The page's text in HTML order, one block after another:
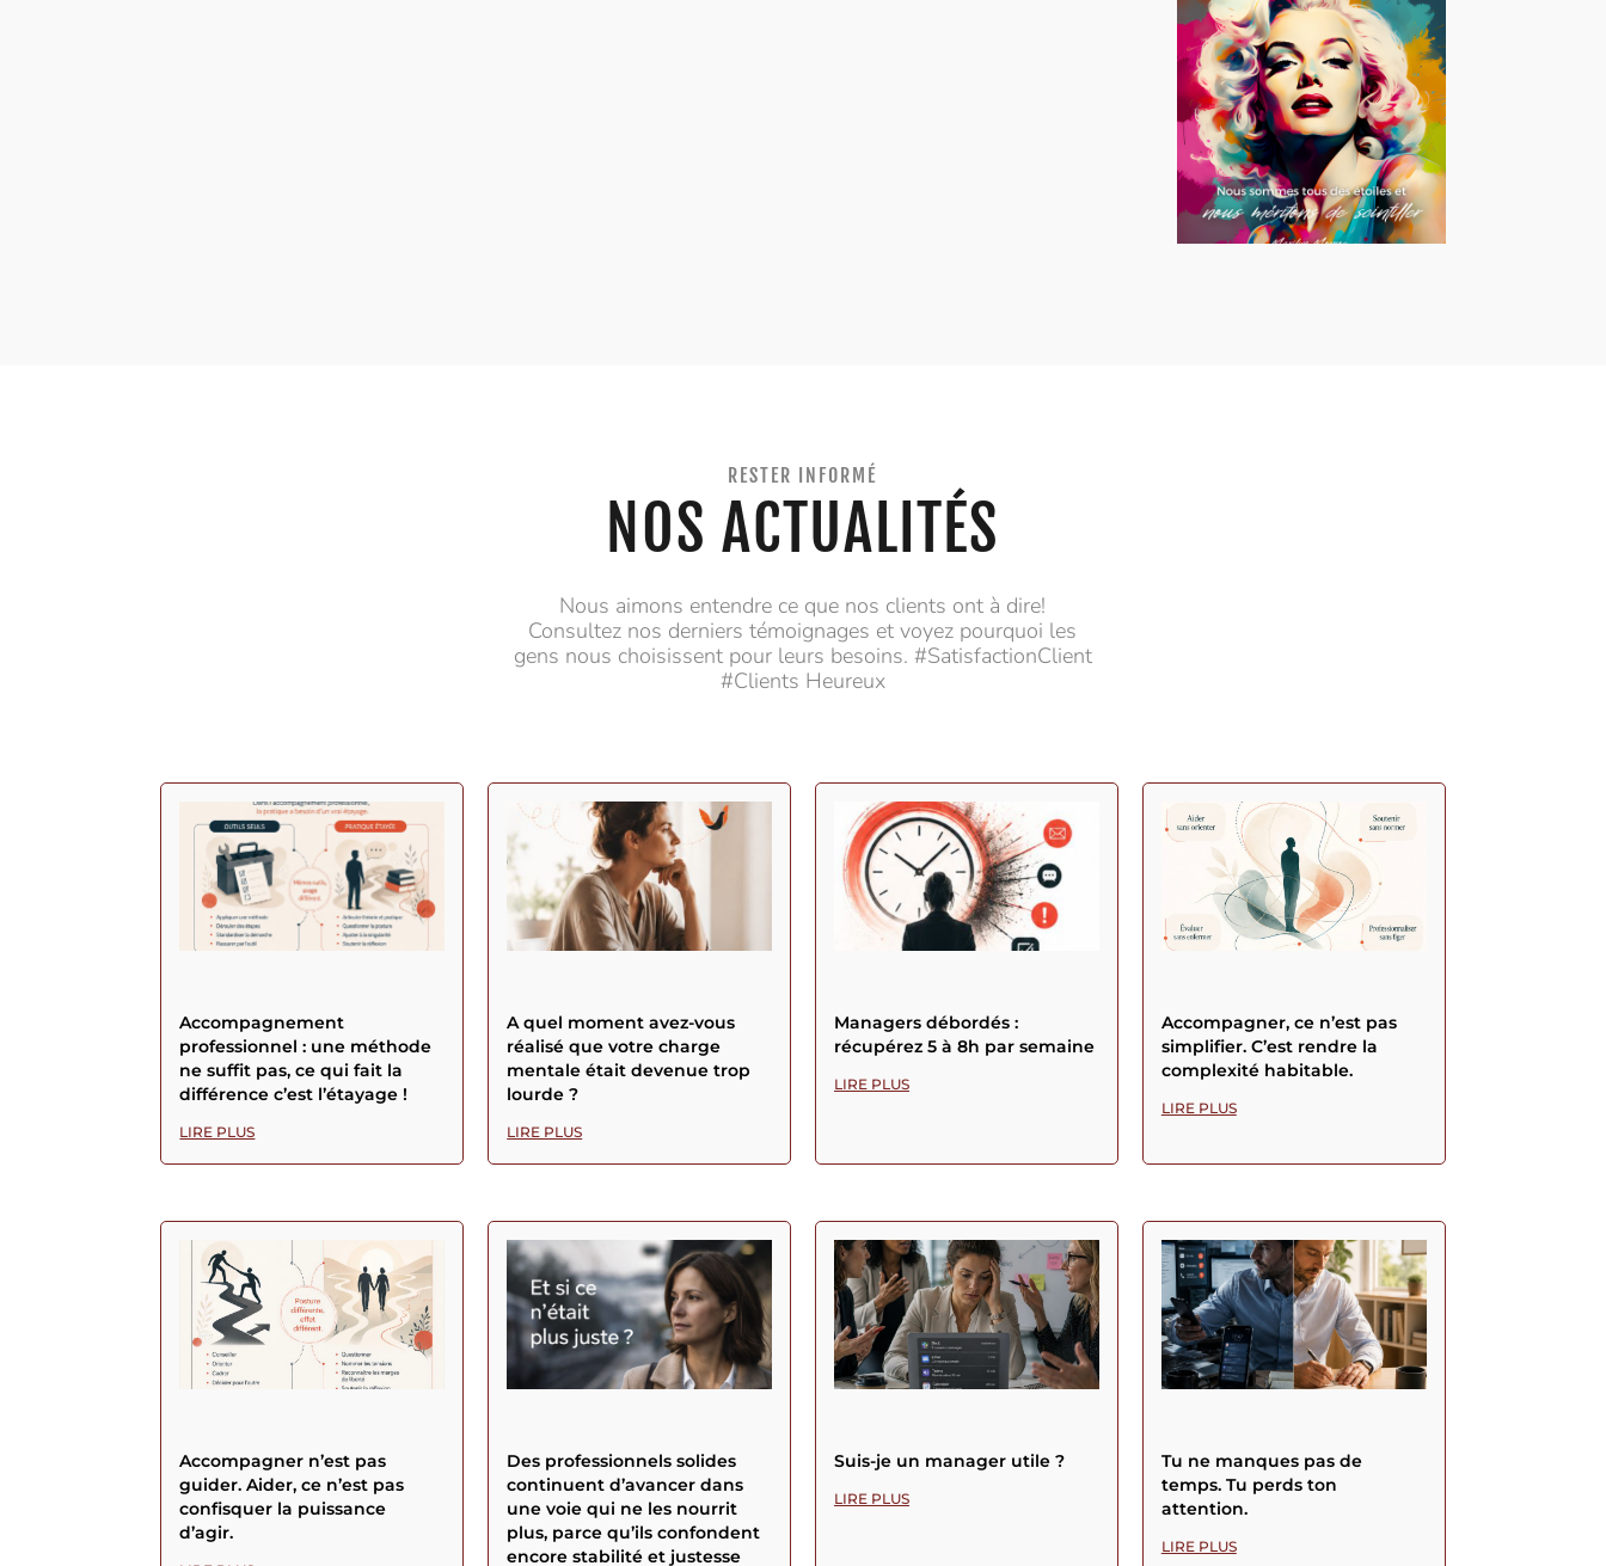
RESTER INFORMÉ
NOS ACTUALITÉS
Nous aimons entendre ce que nos clients ont à dire!
Consultez nos derniers témoignages et voyez pourquoi les
gens nous choisissent pour leurs besoins. #SatisfactionClient
#Clients Heureux
Accompagnement
professionnel : une méthode
ne suffit pas, ce qui fait la
différence c’est l’étayage !
LIRE PLUS
A quel moment avez-vous
réalisé que votre charge
mentale était devenue trop
lourde ?
LIRE PLUS
Managers débordés :
récupérez 5 à 8h par semaine
LIRE PLUS
Accompagner, ce n’est pas
simplifier. C’est rendre la
complexité habitable.
LIRE PLUS
Accompagner n’est pas
guider. Aider, ce n’est pas
confisquer la puissance
d’agir.
Des professionnels solides
continuent d’avancer dans
une voie qui ne les nourrit
plus, parce qu’ils confondent
encore stabilité et justesse
Suis-je un manager utile ?
LIRE PLUS
Tu ne manques pas de
temps. Tu perds ton
attention.
LIRE PLUS